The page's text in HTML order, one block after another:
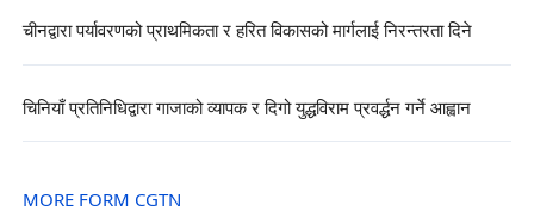
चीनद्वारा पर्यावरणको प्राथमिकता र हरित विकासको मार्गलाई निरन्तरता दिने
चिनियाँ प्रतिनिधिद्वारा गाजाको व्यापक र दिगो युद्धविराम प्रवर्द्धन गर्ने आह्वान
MORE FORM CGTN